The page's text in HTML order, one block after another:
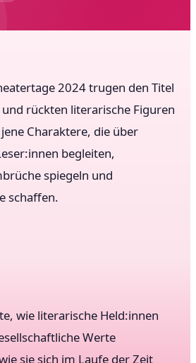
2024 trugen den Titel
rückten literarische Figuren
Charaktere, die über
begleiten,
spiegeln und
schaffen.
wie literarische Held:innen
Werte
sie sich im Laufe der Zeit